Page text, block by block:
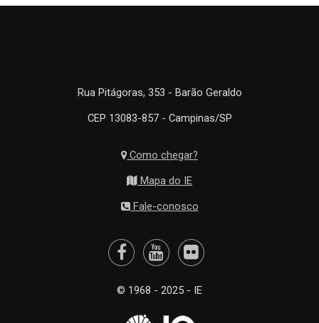
Rua Pitágoras, 353 - Barão Geraldo
CEP 13083-857 - Campinas/SP
Como chegar?
Mapa do IE
Fale-conosco
© 1968 - 2025 - IE